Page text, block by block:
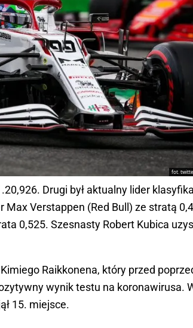
fot.
Drugi był aktualny lider
Verstappen (Red Bull) ze stratą
0,525. Szesnasty Robert Kubica
Raikkonena, który przed
wynik testu na koronawirusa.
15. miejsce.